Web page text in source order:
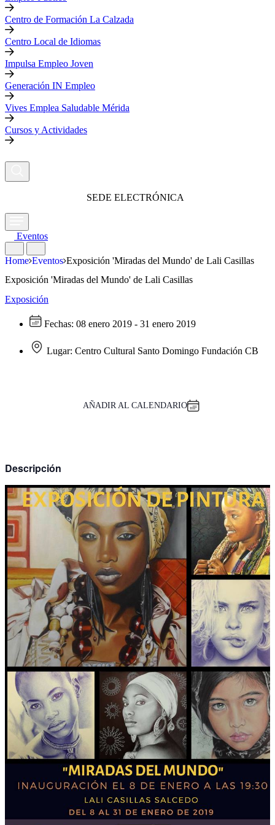
Centro de Formación La Calzada
Centro Local de Idiomas
Impulsa Empleo Joven
Generación IN Empleo
Vives Emplea Saludable Mérida
Cursos y Actividades
SEDE ELECTRÓNICA
Eventos
Home Eventos Exposición 'Miradas del Mundo' de Lali Casillas
Exposición 'Miradas del Mundo' de Lali Casillas
Exposición
Fechas: 08 enero 2019 - 31 enero 2019
Lugar: Centro Cultural Santo Domingo Fundación CB
AÑADIR AL CALENDARIO
Descripción